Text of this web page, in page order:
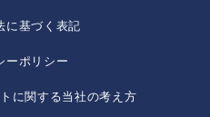
に基づく表記
ーポリシー
に関する当社の考え方